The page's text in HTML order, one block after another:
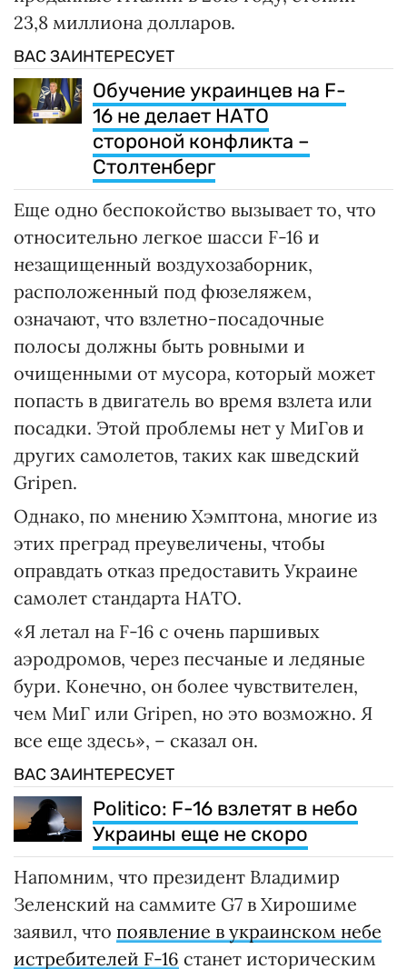
23,8 миллиона долларов.
ВАС ЗАИНТЕРЕСУЕТ
Обучение украинцев на F-
16 не делает НАТО
стороной конфликта –
Столтенберг
Еще одно беспокойство вызывает то, что
относительно легкое шасси F-16 и
незащищенный воздухозаборник,
расположенный под фюзеляжем,
означают, что взлетно-посадочные
полосы должны быть ровными и
очищенными от мусора, который может
попасть в двигатель во время взлета или
посадки. Этой проблемы нет у МиГов и
других самолетов, таких как шведский
Gripen.
Однако, по мнению Хэмптона, многие из
этих преград преувеличены, чтобы
оправдать отказ предоставить Украине
самолет стандарта НАТО.
«Я летал на F-16 с очень паршивых
аэродромов, через песчаные и ледяные
бури. Конечно, он более чувствителен,
чем МиГ или Gripen, но это возможно. Я
все еще здесь», – сказал он.
ВАС ЗАИНТЕРЕСУЕТ
Politico: F-16 взлетят в небо
Украины еще не скоро
Напомним, что президент Владимир
Зеленский на саммите G7 в Хирошиме
заявил, что появление в украинском небе
истребителей F-16 станет историческим